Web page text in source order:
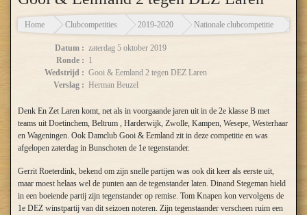
Home Clubcompetities 2019-2020 Nationale clubcompetitie
Datum : zaterdag 5 oktober 2019
Ronde : 1
Wedstrijd : Gooi & Eemland 2 tegen DEZ Laren
Verslag : Herman Beuzel
Denk En Zet Laren komt, net als in voorgaande jaren uit in de 2e klasse B met
teams uit Doetinchem, Beltrum , Harderwijk, Zwolle, Kampen, Wesepe, Westerhaar
en Wageningen. Ook Damclub Gooi & Eemland zit in deze competitie en was
afgelopen zaterdag in Bunschoten de 1e tegenstander.
Gerrit Roeterdink, bekend om zijn snelle partijen was ook dit keer als eerste uit,
maar moest helaas wel de punten aan de tegenstander laten. Dinand Stegeman hield
in een boeiende partij zijn tegenstander op remise. Tom Knapen kon vervolgens de
1e DEZ winstpartij van dit seizoen noteren. Zijn tegenstaander verscheen ruim een